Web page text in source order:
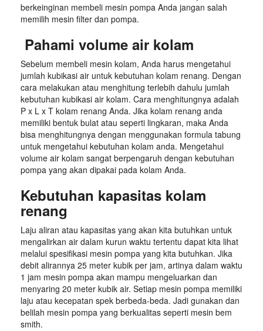
berkeinginan membeli mesin pompa Anda jangan salah
memilih mesin filter dan pompa.
Pahami volume air kolam
Sebelum membeli mesin kolam, Anda harus mengetahui
jumlah kubikasi air untuk kebutuhan kolam renang. Dengan
cara melakukan atau menghitung terlebih dahulu jumlah
kebutuhan kubikasi air kolam. Cara menghitungnya adalah
P x L x T kolam renang Anda. Jika kolam renang anda
memiliki bentuk bulat atau seperti lingkaran, maka Anda
bisa menghitungnya dengan menggunakan formula tabung
untuk mengetahui kebutuhan kolam anda. Mengetahui
volume air kolam sangat berpengaruh dengan kebutuhan
pompa yang akan dipakai pada kolam Anda.
Kebutuhan kapasitas kolam
renang
Laju aliran atau kapasitas yang akan kita butuhkan untuk
mengalirkan air dalam kurun waktu tertentu dapat kita lihat
melalui spesifikasi mesin pompa yang kita butuhkan. Jika
debit alirannya 25 meter kubik per jam, artinya dalam waktu
1 jam mesin pompa akan mampu mengeluarkan dan
menyaring 20 meter kubik air. Setiap mesin pompa memiliki
laju atau kecepatan spek berbeda-beda. Jadi gunakan dan
belilah mesin pompa yang berkualitas seperti mesin bem
smith.